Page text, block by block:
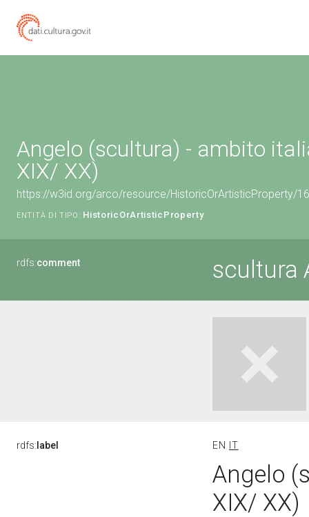
Angelo (scultura) - ambito
XIX/ XX)
https://w3id.org/arco/resource/HistoricOrArtisticProperty/
ENTITÀ DI TIPO: HistoricOrArtisticProperty
rdfs:comment scultura
rdfs: label EN IT
Angelo
XIX/ XX)